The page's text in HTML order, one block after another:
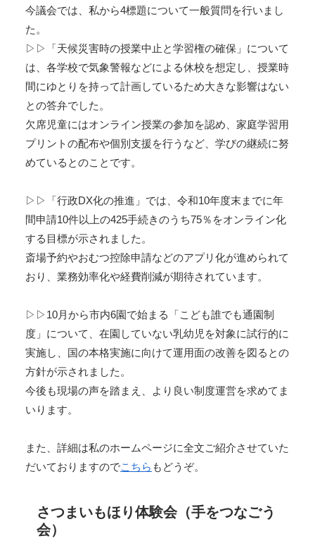
今議会では、私から4標題について一般質問を行いまし
た。
▷▷「天候災害時の授業中止と学習権の確保」について
は、各学校で気象警報などによる休校を想定し、授業時
間にゆとりを持って計画しているため大きな影響はない
との答弁でした。
欠席児童にはオンライン授業の参加を認め、家庭学習用
プリントの配布や個別支援を行うなど、学びの継続に努
めているとのことです。
▷▷「行政DX化の推進」では、令和10年度末までに年
間申請10件以上の425手続きのうち75％をオンライン化
する目標が示されました。
斎場予約やおむつ控除申請などのアプリ化が進められて
おり、業務効率化や経費削減が期待されています。
▷▷10月から市内6園で始まる「こども誰でも通園制
度」について、在園していない乳幼児を対象に試行的に
実施し、国の本格実施に向けて運用面の改善を図るとの
方針が示されました。
今後も現場の声を踏まえ、より良い制度運営を求めてま
いります。
また、詳細は私のホームページに全文ご紹介させていた
だいておりますのでこちら もどうぞ。
さつまいもほり体験会（手をつなごう
会）